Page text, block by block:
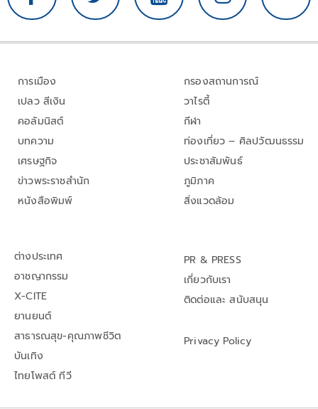
การเมือง
เปลว สีเงิน
คอลัมนิสต์
บทความ
เศรษฐกิจ
ข่าวพระราชสำนัก
หนังสือพิมพ์
กรองสถานการณ์
วาไรตี้
กีฬา
ท่องเที่ยว – ศิลปวัฒนธรรม
ประชาสัมพันธ์
ภูมิภาค
สิ่งแวดล้อม
ต่างประเทศ
อาชญากรรม
X-CITE
ยานยนต์
สาธารณสุข-คุณภาพชีวิต
บันเทิง
ไทยโพสต์ ทีวี
PR & PRESS
เกี่ยวกับเรา
ติดต่อและ สนับสนุน
Privacy Policy